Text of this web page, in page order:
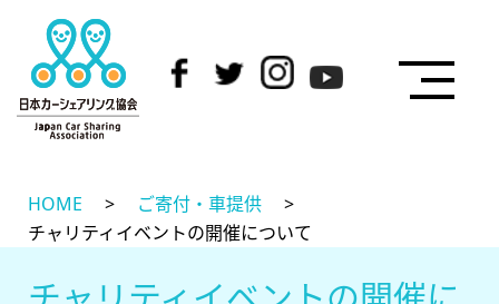
HOME > ご寄付・車提供
>
チャリティイベントの開催について